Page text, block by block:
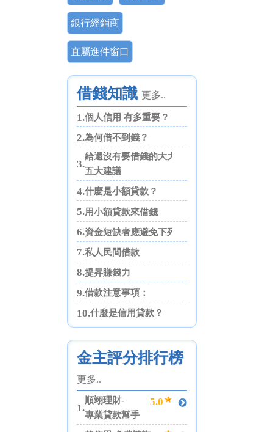
銀行經銷商
直屬進件窗口
借錢知識 更多..
1.個人信用 有多重要？
2.為何借不到錢？
3.
給還沒有要借錢的大大們
五大建議
4.什麼是小額貸款？
5.用小額貸款來借錢
6.資金短缺者應避免下列四點
7.私人民間借款
8.提昇賺錢力
9.借款注意事項：
10.什麼是信用貸款？
金主評分排行榜
更多..
1.
順翊理財-
專業貸款幫手
5.0